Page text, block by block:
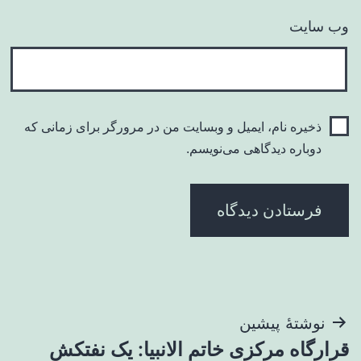
وب‌ سایت
ذخیره نام، ایمیل و وبسایت من در مرورگر برای زمانی که
دوباره دیدگاهی می‌نویسم.
راهبری
نوشتهٔ پیشین
قرارگاه مرکزی خاتم الانبیا: یک نفتکش